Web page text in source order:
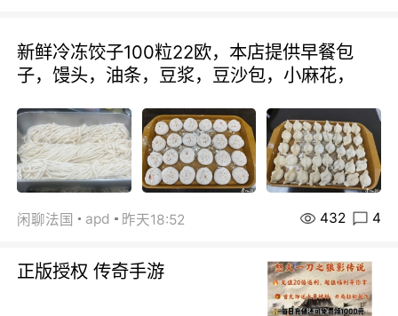
新鲜冷冻饺子100粒22欧，本店提供早餐包
子，馒头，油条，豆浆，豆沙包，小麻花，
闲聊法国 apd 昨天18:52 432 4
正版授权 传奇手游